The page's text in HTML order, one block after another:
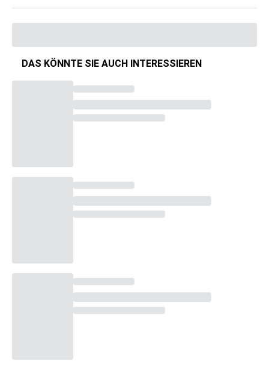
DAS KÖNNTE SIE AUCH INTERESSIEREN